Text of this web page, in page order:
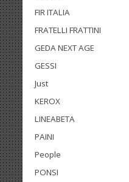
FIR ITALIA
FRATELLI FRATTINI
GEDA NEXT AGE
GESSI
Just
KEROX
LINEABETA
PAINI
People
PONSI